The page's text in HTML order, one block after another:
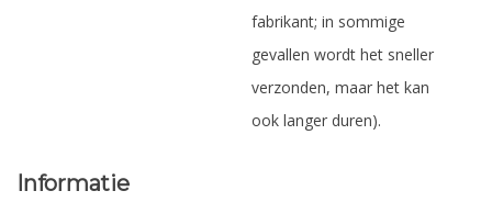
fabrikant; in sommige
gevallen wordt het sneller
verzonden, maar het kan
ook langer duren).
Informatie